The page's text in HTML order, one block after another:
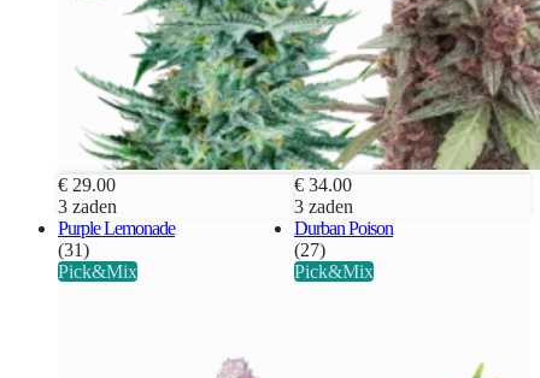
€ 29.00
3 zaden
€ 34.00
3 zaden
Purple Lemonade
(31)
Pick&Mix
Durban Poison
(27)
Pick&Mix